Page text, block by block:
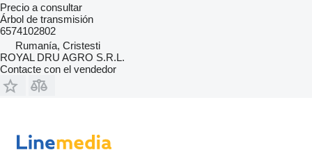
Precio a consultar
Árbol de transmisión
6574102802
Rumanía, Cristesti
ROYAL DRU AGRO S.R.L.
Contacte con el vendedor